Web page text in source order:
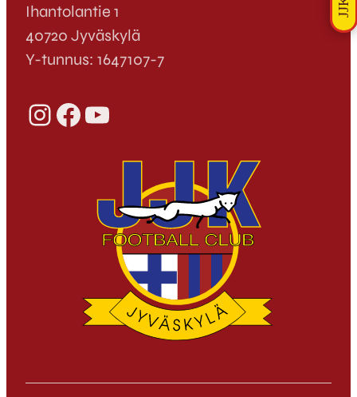
Ihantolantie 1
40720 Jyväskylä
Y-tunnus: 1647107-7
InstagramFacebook YouTube